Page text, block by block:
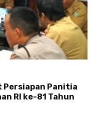
Persiapan Panitia
RI ke-81 Tahun